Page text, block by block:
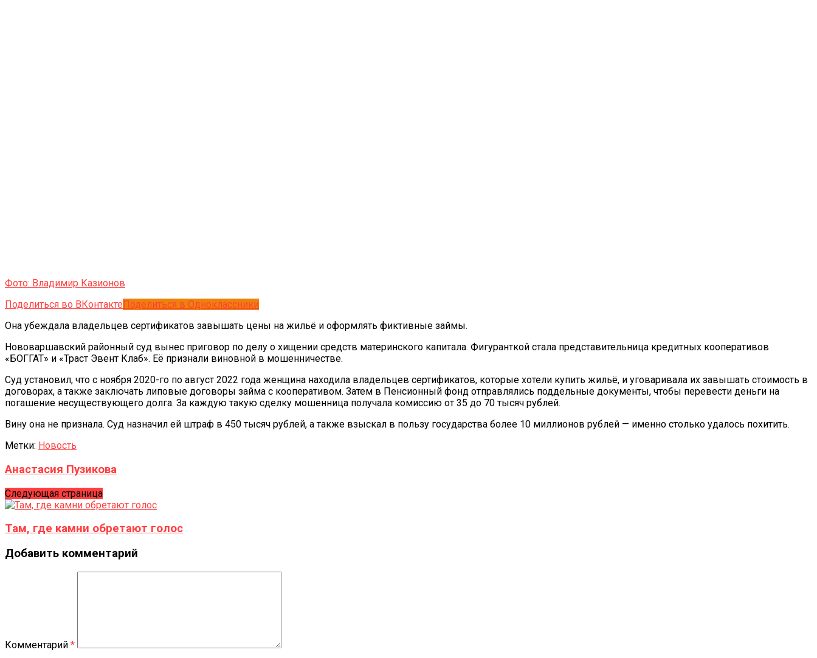
Фото: Владимир Казионов
Поделиться во ВКонтакте Поделиться в Одноклассники
Она убеждала владельцев сертификатов завышать цены на жильё и оформлять фиктивные займы.
Нововаршавский районный суд вынес приговор по делу о хищении средств материнского капитала. Фигуранткой стала представительница кредитных кооперативов
«БОГГАТ» и «Траст Эвент Клаб». Её признали виновной в мошенничестве.
Суд установил, что с ноября 2020-го по август 2022 года женщина находила владельцев сертификатов, которые хотели купить жильё, и уговаривала их завышать стоимость в
договорах, а также заключать липовые договоры займа с кооперативом. Затем в Пенсионный фонд отправлялись поддельные документы, чтобы перевести деньги на
погашение несуществующего долга. За каждую такую сделку мошенница получала комиссию от 35 до 70 тысяч рублей.
Вину она не признала. Суд назначил ей штраф в 450 тысяч рублей, а также взыскал в пользу государства более 10 миллионов рублей — именно столько удалось похитить.
Метки: Новость
Анастасия Пузикова
Следующая страница
Там, где камни обретают голос
Добавить комментарий
Комментарий *